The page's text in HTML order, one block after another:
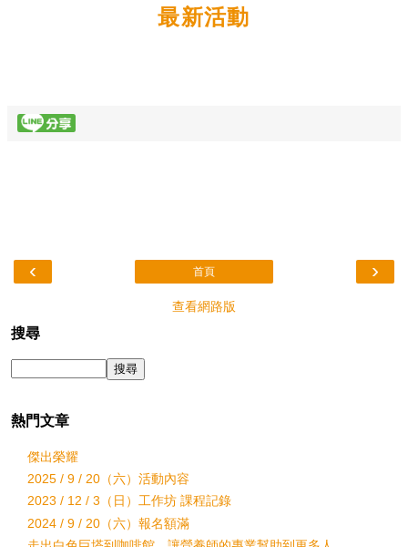
最新活動
‹ ›
首頁
查看網路版
搜尋
熱門文章
傑出榮耀
2025 / 9 / 20（六）活動內容
2023 / 12 / 3（日）工作坊 課程記錄
2024 / 9 / 20（六）報名額滿